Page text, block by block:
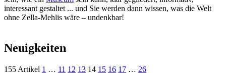
interessant gestaltet ... und Sie werden dann wissen, was die Welt
ohne Zella-Mehlis wäre – undenkbar!
Neuigkeiten
155 Artikel 1 … 11 12 13 14 15 16 17 … 26